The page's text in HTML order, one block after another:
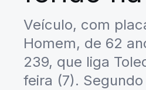
Veículo, com
Homem, de 62
239, que liga
feira (7).